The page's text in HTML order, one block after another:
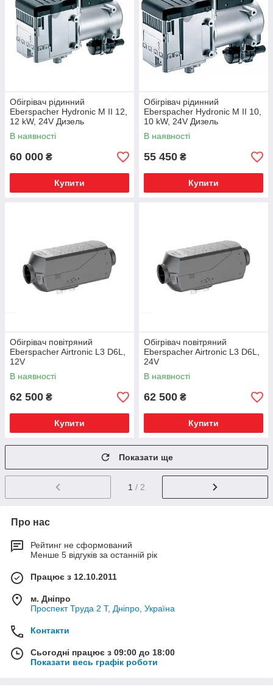
Обігрівач рідинний
Eberspacher Hydronic M II 12,
12 kW, 24V Дизель
В наявності
60 000 ₴
Купити
Обігрівач рідинний
Eberspacher Hydronic M II 10,
10 kW, 24V Дизель
В наявності
55 450 ₴
Купити
Обігрівач повітряний
Eberspacher Airtronic L3 D6L,
12V
В наявності
62 500 ₴
Купити
Обігрівач повітряний
Eberspacher Airtronic L3 D6L,
24V
В наявності
62 500 ₴
Купити
Показати ще
1 / 2
Про нас
Рейтинг не сформований
Менше 5 відгуків за останній рік
Працює з 12.10.2011
м. Дніпро
Проспект Труда 2 Т, Дніпро, Україна
Контакти
Сьогодні працює з 09:00 до 18:00
Показати весь графік роботи